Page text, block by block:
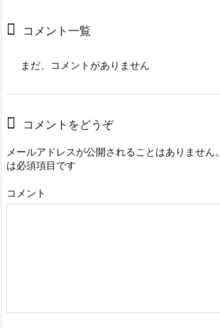
コメント一覧
まだ、コメントがありません
コメントをどうぞ
メールアドレスが公開されることはありません。
は必須項目です
コメント